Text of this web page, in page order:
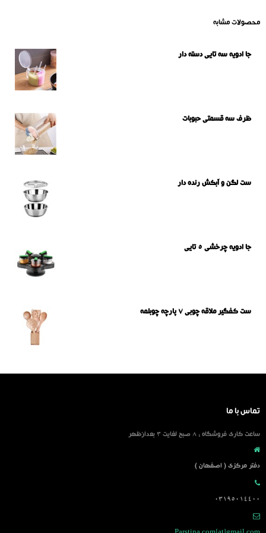
محصولات مشابه
جا ادویه سه تایی دسته دار
ظرف سه قسمتی حبوبات
ست لگن و آبکش رنده دار
جا ادویه چرخشی 5 تایی
ست کفگیر ملاقه چوبی ۷ پارچه چوبلمه
تماس با ما
ساعت کاری فروشگاه : 8 صبح لغایت 3 بعدازظهر
دفتر مرکزی ( اصفهان )
03195014400